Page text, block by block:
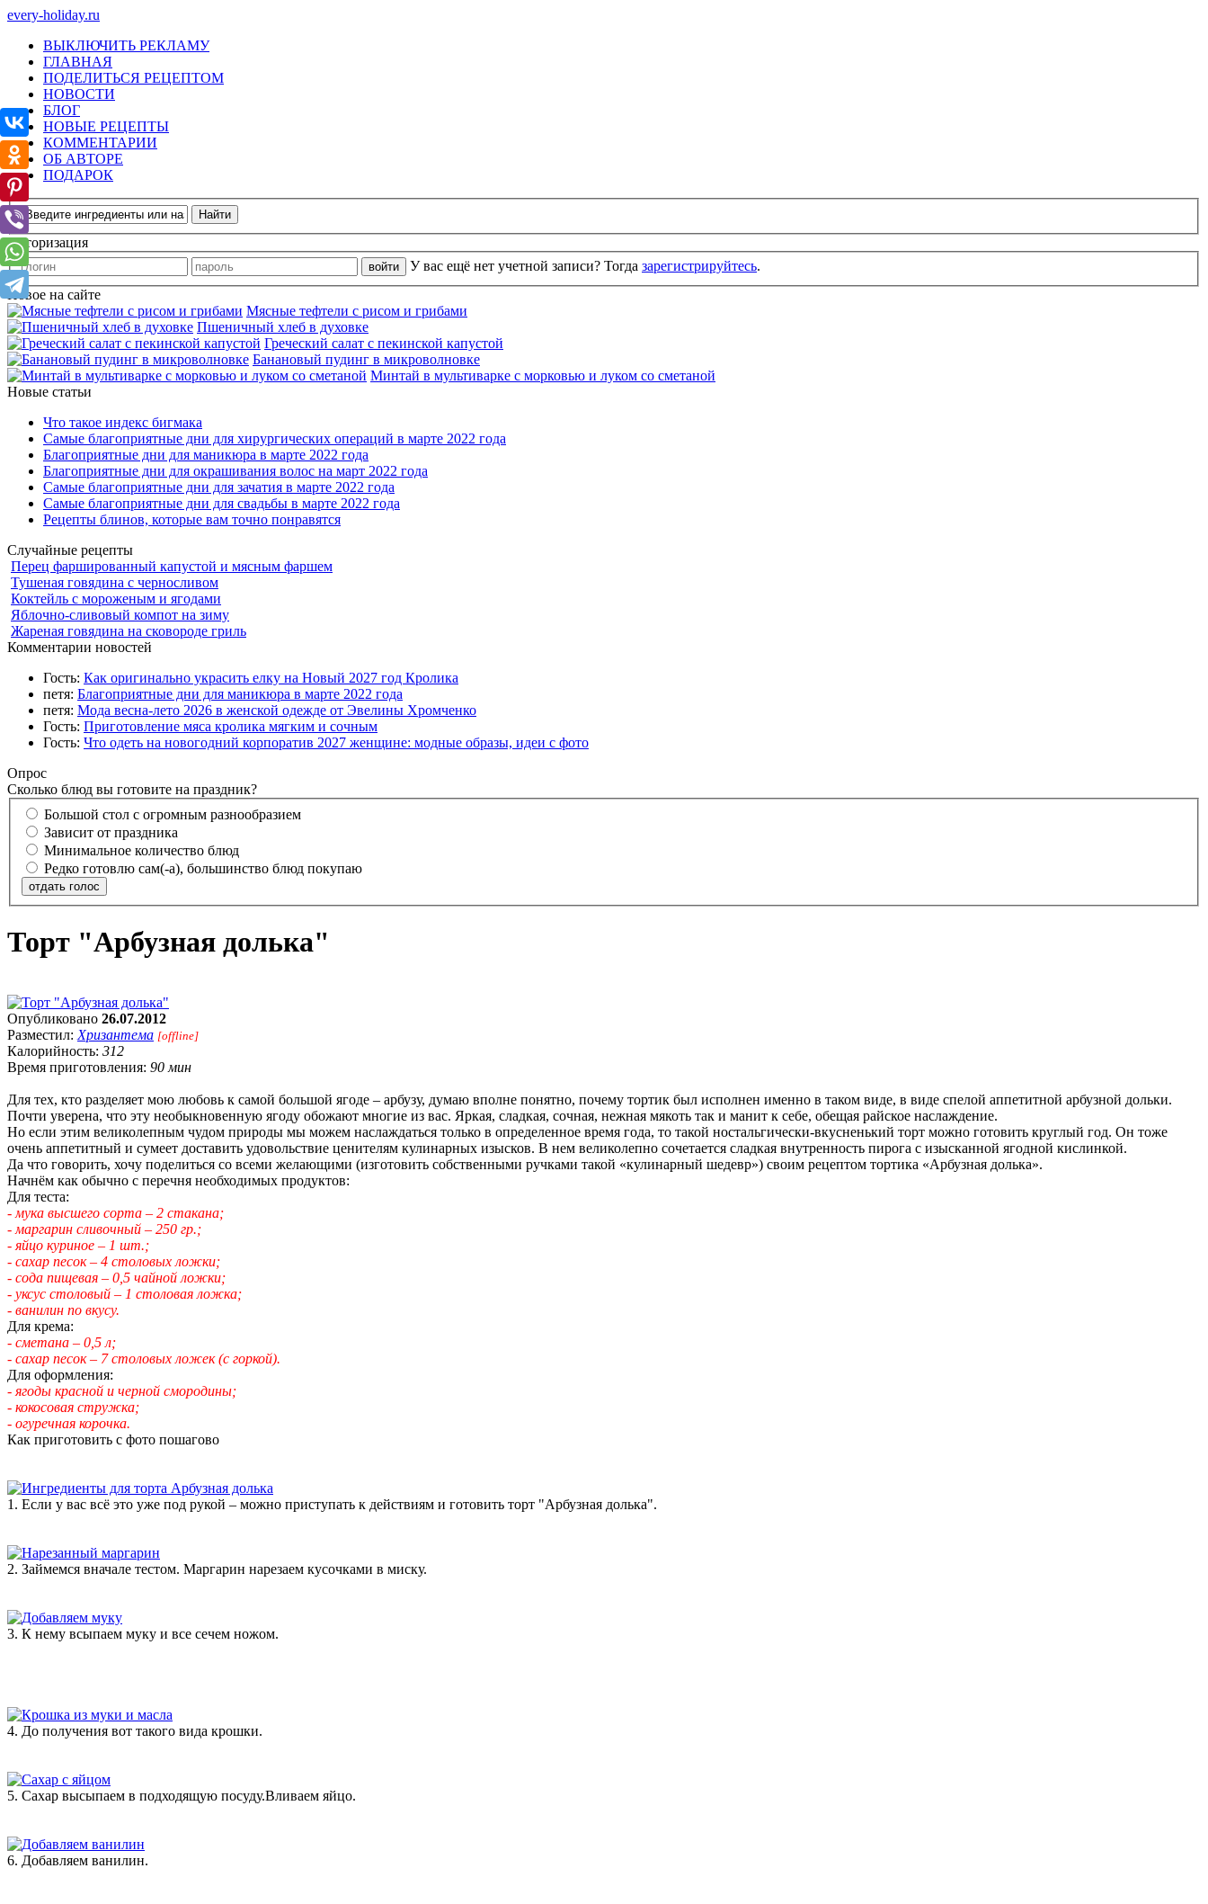
every-holiday.ru
ВЫКЛЮЧИТЬ РЕКЛАМУ
ГЛАВНАЯ
ПОДЕЛИТЬСЯ РЕЦЕПТОМ
НОВОСТИ
БЛОГ
НОВЫЕ РЕЦЕПТЫ
КОММЕНТАРИИ
ОБ АВТОРЕ
ПОДАРОК
Авторизация
У вас ещё нет учетной записи? Тогда зарегистрируйтесь.
Новое на сайте
Мясные тефтели с рисом и грибами
Пшеничный хлеб в духовке
Греческий салат с пекинской капустой
Банановый пудинг в микроволновке
Минтай в мультиварке с морковью и луком со сметаной
Новые статьи
Что такое индекс бигмака
Самые благоприятные дни для хирургических операций в марте 2022 года
Благоприятные дни для маникюра в марте 2022 года
Благоприятные дни для окрашивания волос на март 2022 года
Самые благоприятные дни для зачатия в марте 2022 года
Самые благоприятные дни для свадьбы в марте 2022 года
Рецепты блинов, которые вам точно понравятся
Случайные рецепты
Перец фаршированный капустой и мясным фаршем
Тушеная говядина с черносливом
Коктейль с мороженым и ягодами
Яблочно-сливовый компот на зиму
Жареная говядина на сковороде гриль
Комментарии новостей
Гость: Как оригинально украсить елку на Новый 2027 год Кролика
петя: Благоприятные дни для маникюра в марте 2022 года
петя: Мода весна-лето 2026 в женской одежде от Эвелины Хромченко
Гость: Приготовление мяса кролика мягким и сочным
Гость: Что одеть на новогодний корпоратив 2027 женщине: модные образы, идеи с фото
Опрос
Сколько блюд вы готовите на праздник?
Большой стол с огромным разнообразием
Зависит от праздника
Минимальное количество блюд
Редко готовлю сам(-а), большинство блюд покупаю
отдать голос
Торт "Арбузная долька"
Опубликовано 26.07.2012
Разместил: Хризантема [offline]
Калорийность: 312
Время приготовления: 90 мин
Для тех, кто разделяет мою любовь к самой большой ягоде – арбузу, думаю вполне понятно, почему тортик был исполнен именно в таком виде, в виде спелой аппетитной арбузной дольки.
Почти уверена, что эту необыкновенную ягоду обожают многие из вас. Яркая, сладкая, сочная, нежная мякоть так и манит к себе, обещая райское наслаждение.
Но если этим великолепным чудом природы мы можем наслаждаться только в определенное время года, то такой ностальгически-вкусненький торт можно готовить круглый год. Он тоже
очень аппетитный и сумеет доставить удовольствие ценителям кулинарных изысков. В нем великолепно сочетается сладкая внутренность пирога с изысканной ягодной кислинкой.
Да что говорить, хочу поделиться со всеми желающими (изготовить собственными ручками такой «кулинарный шедевр») своим рецептом тортика «Арбузная долька».
Начнём как обычно с перечня необходимых продуктов:
Для теста:
- мука высшего сорта – 2 стакана;
- маргарин сливочный – 250 гр.;
- яйцо куриное – 1 шт.;
- сахар песок – 4 столовых ложки;
- сода пищевая – 0,5 чайной ложки;
- уксус столовый – 1 столовая ложка;
- ванилин по вкусу.
Для крема:
- сметана – 0,5 л;
- сахар песок – 7 столовых ложек (с горкой).
Для оформления:
- ягоды красной и черной смородины;
- кокосовая стружка;
- огуречная корочка.
Как приготовить с фото пошагово
1. Если у вас всё это уже под рукой – можно приступать к действиям и готовить торт "Арбузная долька".
2. Займемся вначале тестом. Маргарин нарезаем кусочками в миску.
3. К нему всыпаем муку и все сечем ножом.
4. До получения вот такого вида крошки.
5. Сахар высыпаем в подходящую посуду.Вливаем яйцо.
6. Добавляем ванилин.